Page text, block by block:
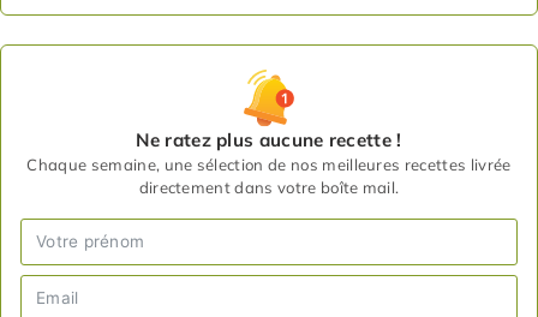
Ne ratez plus aucune recette !
Chaque semaine, une sélection de nos meilleures recettes livrée
directement dans votre boîte mail.